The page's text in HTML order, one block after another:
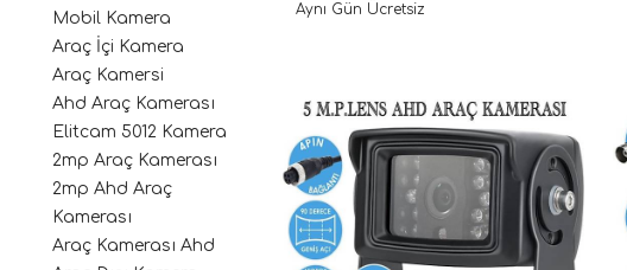
Mobil Kamera
Araç İçi Kamera
Araç Kamersi
Ahd Araç Kamerası
Elitcam 5012 Kamera
2mp Araç Kamerası
2mp Ahd Araç
Kamerası
Araç Kamerası Ahd
Aynı Gün Ücretsiz